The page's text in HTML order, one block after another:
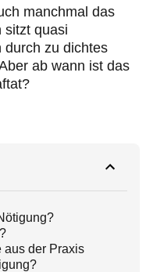
manchmal das
sitzt quasi
durch zu dichtes
ab wann ist das
aus der Praxis